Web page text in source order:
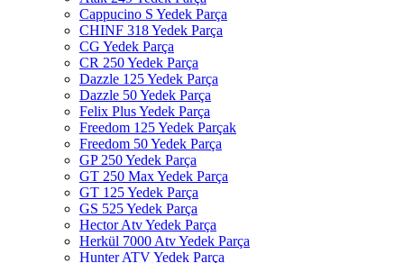
Cappucino S Yedek Parça
CHINF 318 Yedek Parça
CG Yedek Parça
CR 250 Yedek Parça
Dazzle 125 Yedek Parça
Dazzle 50 Yedek Parça
Felix Plus Yedek Parça
Freedom 125 Yedek Parçak
Freedom 50 Yedek Parça
GP 250 Yedek Parça
GT 250 Max Yedek Parça
GT 125 Yedek Parça
GS 525 Yedek Parça
Hector Atv Yedek Parça
Herkül 7000 Atv Yedek Parça
Hunter ATV Yedek Parça